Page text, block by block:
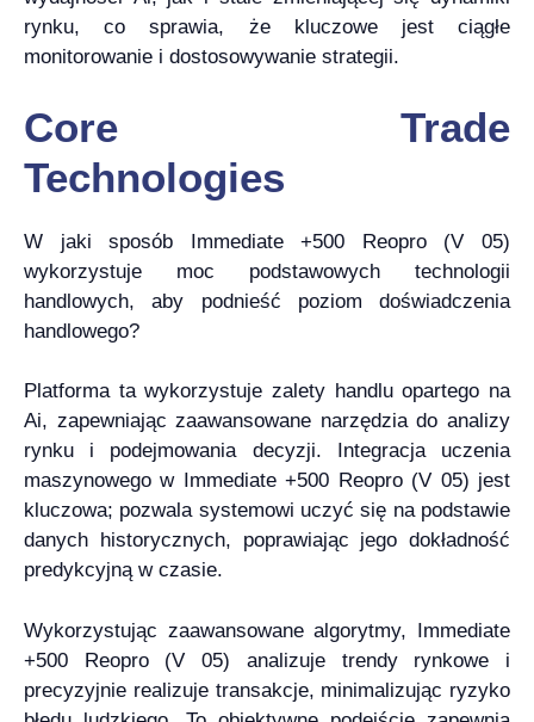
rynku, co sprawia, że kluczowe jest ciągłe
monitorowanie i dostosowywanie strategii.
Core Trade
Technologies
W jaki sposób Immediate +500 Reopro (V 05)
wykorzystuje moc podstawowych technologii
handlowych, aby podnieść poziom doświadczenia
handlowego?
Platforma ta wykorzystuje zalety handlu opartego na
Ai, zapewniając zaawansowane narzędzia do analizy
rynku i podejmowania decyzji. Integracja uczenia
maszynowego w Immediate +500 Reopro (V 05) jest
kluczowa; pozwala systemowi uczyć się na podstawie
danych historycznych, poprawiając jego dokładność
predykcyjną w czasie.
Wykorzystując zaawansowane algorytmy, Immediate
+500 Reopro (V 05) analizuje trendy rynkowe i
precyzyjnie realizuje transakcje, minimalizując ryzyko